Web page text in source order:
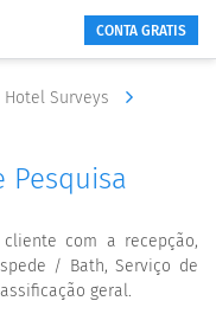
CONTA GRATIS
Surveys
Pesquisa
com a recepção,
/ Bath, Serviço de
geral.